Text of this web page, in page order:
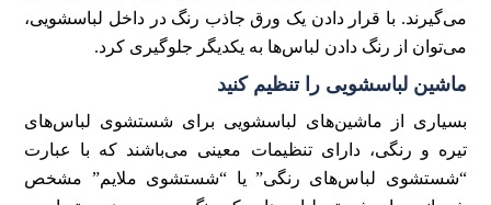
می‌گیرند. با قرار دادن یک ورق جاذب رنگ در داخل لباسشویی،
می‌توان از رنگ دادن لباس‌ها به یکدیگر جلوگیری کرد.
ماشین لباسشویی را تنظیم کنید
بسیاری از ماشین‌های لباسشویی برای شستشوی لباس‌های
تیره و رنگی، دارای تنظیمات معینی می‌باشند که با عبارت
“شستشوی لباس‌های رنگی” یا “شستشوی ملایم” مشخص